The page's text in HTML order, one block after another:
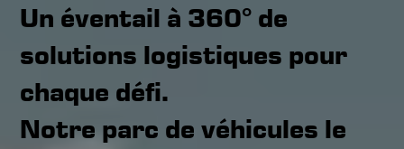
Un éventail à 360° de
solutions logistiques pour
chaque défi.
Notre parc de véhicules le